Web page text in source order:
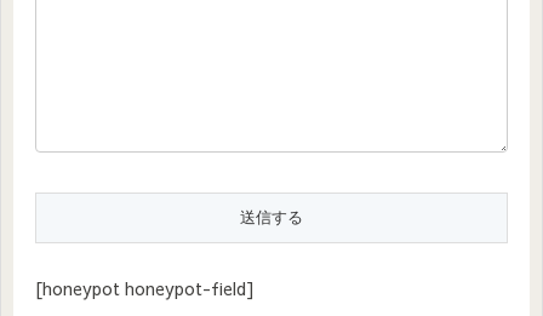
[honeypot honeypot-field]